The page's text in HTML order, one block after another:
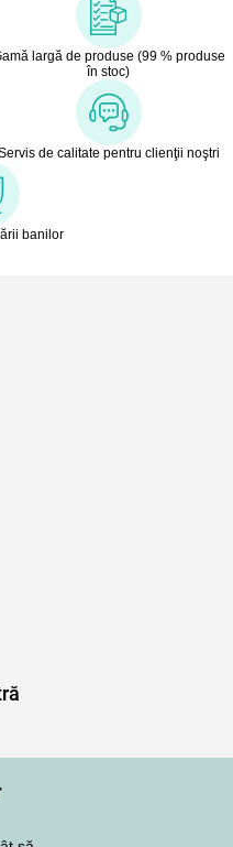
largă de produse (99 % produse
în stoc)
de calitate pentru clienţii noştri
banilor